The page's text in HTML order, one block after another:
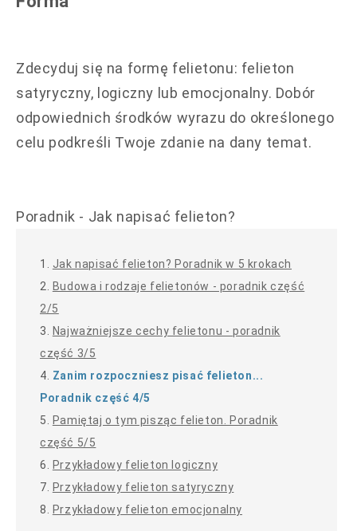
Zdecyduj się na formę felietonu: felieton
satyryczny, logiczny lub emocjonalny. Dobór
odpowiednich środków wyrazu do określonego
celu podkreśli Twoje zdanie na dany temat.
Poradnik - Jak napisać felieton?
1. Jak napisać felieton? Poradnik w 5 krokach
2.
Budowa i rodzaje felietonów - poradnik część
2/5
3.
Najważniejsze cechy felietonu - poradnik
część 3/5
4. Zanim rozpoczniesz pisać felieton...
Poradnik część 4/5
5.
Pamiętaj o tym pisząc felieton. Poradnik
część 5/5
6.
Przykładowy felieton logiczny
7.
Przykładowy felieton satyryczny
8.
Przykładowy felieton emocjonalny